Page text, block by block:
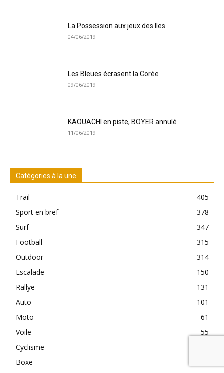
La Possession aux jeux des Iles
04/06/2019
Les Bleues écrasent la Corée
09/06/2019
KAOUACHI en piste, BOYER annulé
11/06/2019
Catégories à la une
Trail
405
Sport en bref
378
Surf
347
Football
315
Outdoor
314
Escalade
150
Rallye
131
Auto
101
Moto
61
Voile
55
Cyclisme
Boxe